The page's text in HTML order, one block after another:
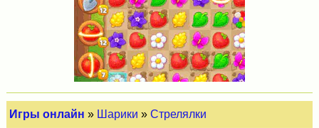
Игры онлайн » Шарики »Стрелялки